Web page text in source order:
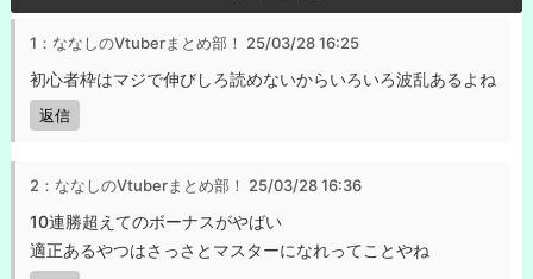
1：ななしのVtuberまとめ部！ 25/03/28 16:25
初心者枠はマジで伸びしろ読めないからいろいろ波乱あるよね
返信
2：ななしのVtuberまとめ部！ 25/03/28 16:36
10連勝超えてのボーナスがやばい
適正あるやつはさっさとマスターになれってことやね